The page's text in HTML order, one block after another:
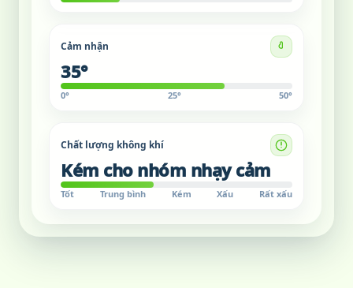
Cảm nhận
35°
0° 25° 50°
Chất lượng không khí
Kém cho nhóm nhạy cảm
Tốt Trung bình Kém Xấu Rất xấu